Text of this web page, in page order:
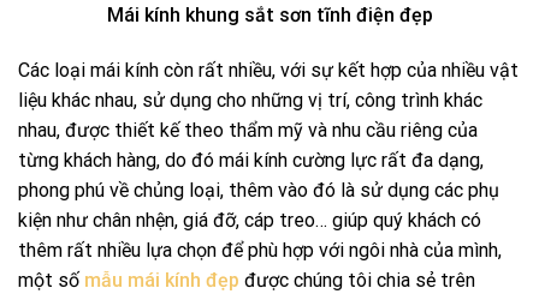
Mái kính khung sắt sơn tĩnh điện đẹp
Các loại mái kính còn rất nhiều, với sự kết hợp của nhiều vật
liệu khác nhau, sử dụng cho những vị trí, công trình khác
nhau, được thiết kế theo thẩm mỹ và nhu cầu riêng của
từng khách hàng, do đó mái kính cường lực rất đa dạng,
phong phú về chủng loại, thêm vào đó là sử dụng các phụ
kiện như chân nhện, giá đỡ, cáp treo… giúp quý khách có
thêm rất nhiều lựa chọn để phù hợp với ngôi nhà của mình,
một số mẫu mái kính đẹp được chúng tôi chia sẻ trên